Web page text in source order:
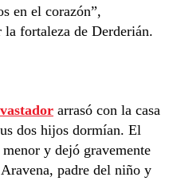
en el corazón”,
la fortaleza de Derderián.
arrasó con la casa
dos hijos dormían. El
y dejó gravemente
padre del niño y